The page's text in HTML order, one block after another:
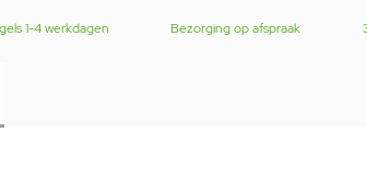
1-4 werkdagen Bezorging op afspraak